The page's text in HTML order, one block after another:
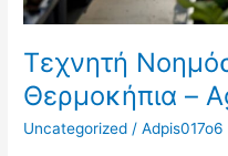
Τεχνητή
Θερμοκήπια –
Uncategorized /Adpis017o6